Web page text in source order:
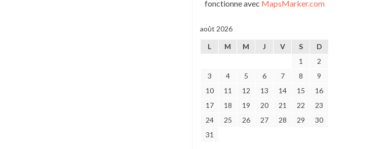
fonctionne avec MapsMarker.com
août 2026
L M M J V S
D
1
2
3
4 5 6 7 8
9
10
11 12 13 14 15
16
17
18 19 20 21 22
23
24
25 26 27 28 29
30
31